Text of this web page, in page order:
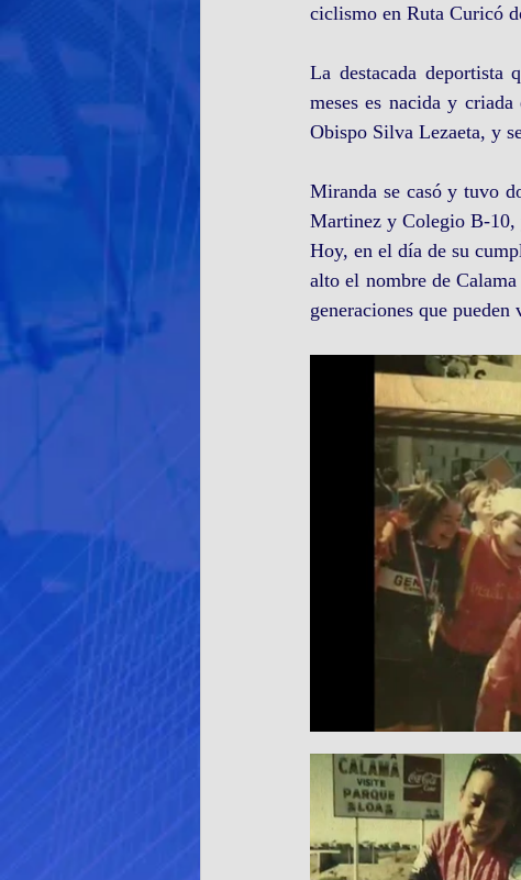
ciclismo en Ruta Curicó
La destacada
meses es nacida y
Obispo Silva Lezaeta, y
Miranda se casó y tuvo
Martinez y Colegio B-10,
Hoy, en el día de su
alto el nombre de
generaciones que